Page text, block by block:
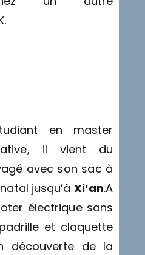
en master
il vient du
avec son sac à
jusqu’àXi’an.A
électrique sans
et claquette
découverte de la